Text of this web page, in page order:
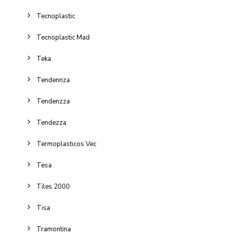
Tecnoplastic
Tecnoplastic Mad
Teka
Tendennza
Tendenzza
Tendezza
Termoplasticos Vec
Tesa
Tiles 2000
Tisa
Tramontina